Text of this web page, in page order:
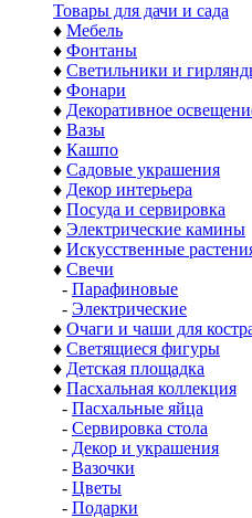
Товары для дачи и сада
♦ Мебель
♦ Фонтаны
♦ Светильники и
♦ Фонари
♦ Декоративное
♦ Вазы
♦ Кашпо
♦ Садовые украшения
♦ Декор интерьера
♦ Посуда и сервировка
♦ Электрические камины
♦ Искусственные
♦ Свечи
- Парафиновые
- Электрические
♦ Очаги и чаши для
♦ Светящиеся фигуры
♦ Детская площадка
♦ Пасхальная коллекция
- Пасхальные яйца
- Сервировка стола
- Декор и украшения
- Вазочки
- Цветы
- Подарки